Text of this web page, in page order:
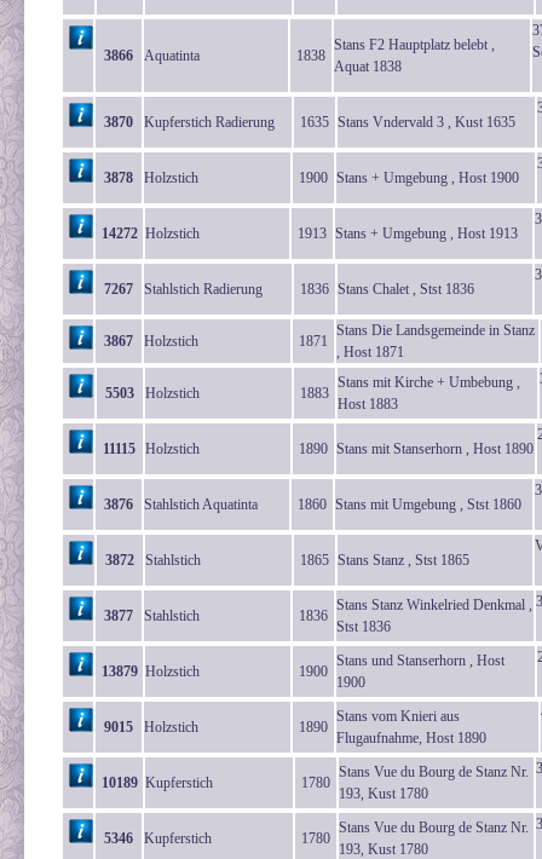
3866 Aquatinta 1838
Stans F2 Hauptplatz belebt ,
Aquat 1838
3870 Kupferstich Radierung 1635 Stans Vndervald 3 , Kust 1635
3878 Holzstich 1900 Stans + Umgebung , Host 1900
14272 Holzstich 1913 Stans + Umgebung , Host 1913
7267 Stahlstich Radierung 1836 Stans Chalet , Stst 1836
3867 Holzstich 1871
Stans Die Landsgemeinde in Stanz
, Host 1871
5503 Holzstich 1883
Stans mit Kirche + Umbebung ,
Host 1883
11115 Holzstich 1890 Stans mit Stanserhorn , Host 1890
3876 Stahlstich Aquatinta 1860 Stans mit Umgebung , Stst 1860
3872 Stahlstich 1865 Stans Stanz , Stst 1865
3877 Stahlstich 1836
Stans Stanz Winkelried Denkmal ,
Stst 1836
13879 Holzstich 1900
Stans und Stanserhorn , Host
1900
9015 Holzstich 1890
Stans vom Knieri aus
Flugaufnahme, Host 1890
10189 Kupferstich 1780
Stans Vue du Bourg de Stanz Nr.
193, Kust 1780
5346 Kupferstich 1780
Stans Vue du Bourg de Stanz Nr.
193, Kust 1780